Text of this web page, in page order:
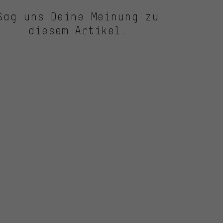
uns Deine Meinung zu
diesem Artikel.